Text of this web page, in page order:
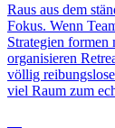
Raus aus dem
Fokus. Wenn
Strategien formen
organisieren
völlig
viel Raum zum